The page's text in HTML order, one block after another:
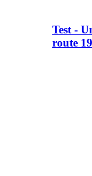
Test -
route